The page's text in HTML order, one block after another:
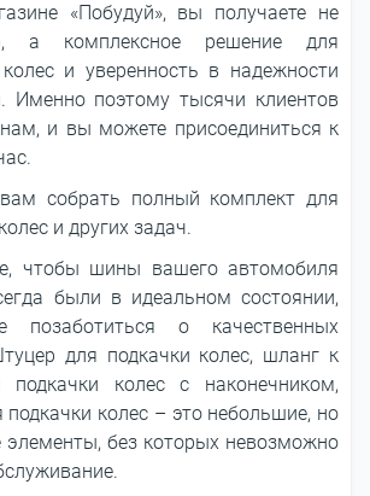
«Побудуй», вы получаете не
а комплексное решение для
и уверенность в надежности
Именно поэтому тысячи клиентов
и вы можете присоединиться к
собрать полный комплект для
и других задач.
чтобы шины вашего автомобиля
были в идеальном состоянии,
позаботиться о качественных
для подкачки колес, шланг к
подкачки колес с наконечником,
подкачки колес – это небольшие, но
без которых невозможно